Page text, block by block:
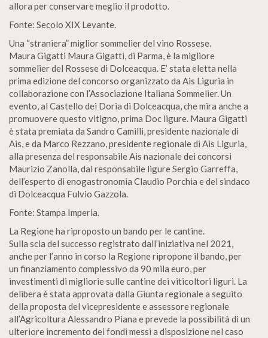
allora per conservare meglio il prodotto.
Fonte: Secolo XIX Levante.
Una “straniera” miglior sommelier del vino Rossese.
Maura Gigatti Maura Gigatti, di Parma, è la migliore
sommelier del Rossese di Dolceacqua. E’ stata eletta nella
prima edizione del concorso organizzato da Ais Liguria in
collaborazione con l’Associazione Italiana Sommelier. Un
evento, al Castello dei Doria di Dolceacqua, che mira anche a
promuovere questo vitigno, prima Doc ligure. Maura Gigatti
è stata premiata da Sandro Camilli, presidente nazionale di
Ais, e da Marco Rezzano, presidente regionale di Ais Liguria,
alla presenza del responsabile Ais nazionale dei concorsi
Maurizio Zanolla, dal responsabile ligure Sergio Garreffa,
dell’esperto di enogastronomia Claudio Porchia e del sindaco
di Dolceacqua Fulvio Gazzola.
Fonte: Stampa Imperia.
La Regione ha riproposto un bando per le cantine.
Sulla scia del successo registrato dall’iniziativa nel 2021,
anche per l’anno in corso la Regione ripropone il bando, per
un finanziamento complessivo da 90 mila euro, per
investimenti di migliorie sulle cantine dei viticoltori liguri. La
delibera è stata approvata dalla Giunta regionale a seguito
della proposta del vicepresidente e assessore regionale
all’Agricoltura Alessandro Piana e prevede la possibilità di un
ulteriore incremento dei fondi messi a disposizione nel caso